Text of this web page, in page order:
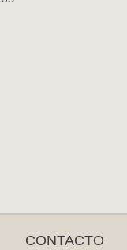
CONTACTO